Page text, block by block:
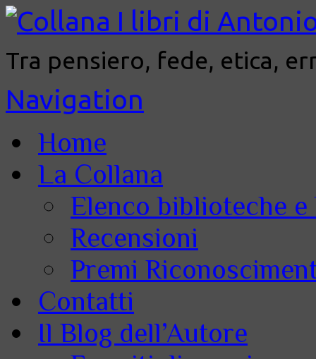
Tra pensiero, fede, etica,
Navigation
Home
La Collana
Elenco biblioteche
Recensioni
Premi
Contatti
Il Blog dell’Autore